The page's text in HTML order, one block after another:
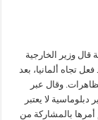
قال وزير الخارجية
تجاه ألمانيا، بعد
وقال عبر
لا يعتبر
أمرها بالمشاركة من